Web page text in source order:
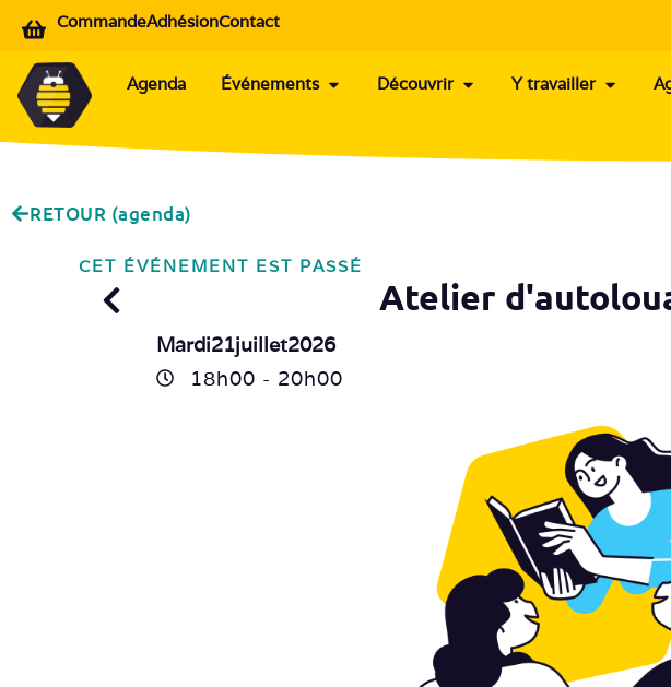
CommandeAdhésionContact
Agenda Événements Découvrir Y travailler
RETOUR (agenda)
CET ÉVÉNEMENT EST PASSÉ
Atelier
Mardi21juillet2026
18h00 - 20h00